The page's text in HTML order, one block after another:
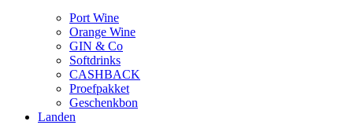
Port Wine
Orange Wine
GIN & Co
Softdrinks
CASHBACK
Proefpakket
Geschenkbon
Landen